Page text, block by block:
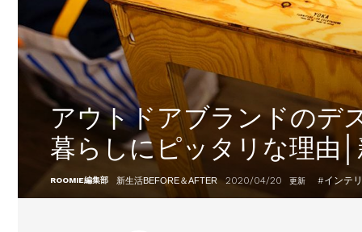
アウトドアブランドのデ
暮らしにピッタリな理由
ROOMIE編集部 新生活BEFORE＆AFTER 2020/04/20 更新 #インテ